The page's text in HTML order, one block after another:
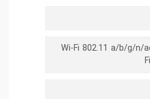
Wi-Fi 802.11 a/b/g/n/